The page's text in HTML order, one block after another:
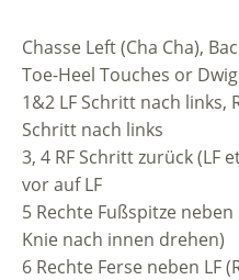
Chasse Left (Cha Cha),
Toe-Heel Touches or
1&2 LF Schritt nach links,
Schritt nach links
3, 4 RF Schritt zurück (LF
vor auf LF
5 Rechte Fußspitze
Knie nach innen drehen)
6 Rechte Ferse neben LF